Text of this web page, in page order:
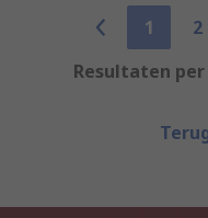
1 2
Resultaten